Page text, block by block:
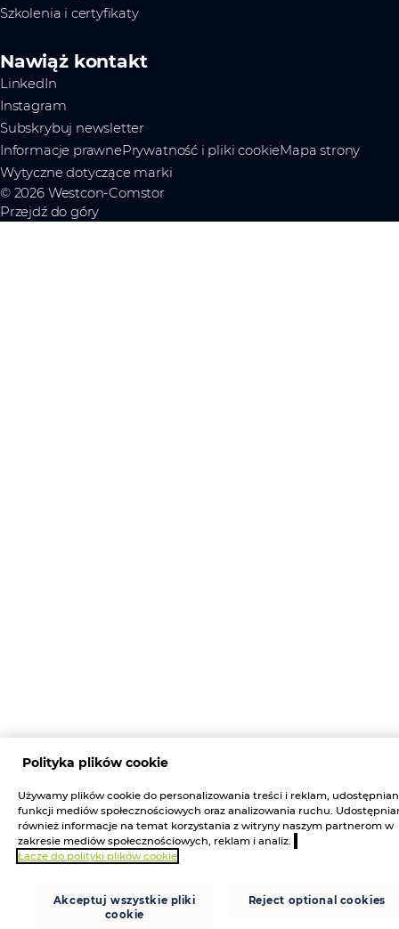
Szkolenia i certyfikaty
Nawiąż kontakt
LinkedIn
Instagram
Subskrybuj newsletter
Informacje prawnePrywatność i pliki cookieMapa strony
Wytyczne dotyczące marki
© 2026 Westcon-Comstor
Przejdź do góry
Polityka plików cookie
Używamy plików cookie do personalizowania treści i reklam,
funkcji mediów społecznościowych oraz analizowania ruchu.
również informacje na temat korzystania z witryny naszym partnerom w
zakresie mediów społecznościowych, reklam i analiz.
Łącze do polityki plików cookie
Akceptuj wszystkie pliki
cookie
Reject optional cookies